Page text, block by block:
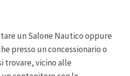
un Salone Nautico oppure
presso un concessionario o
trovare, vicino alle